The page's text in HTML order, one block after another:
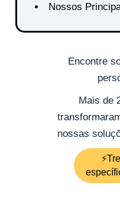
Nossos
Encontre
Mais de
nossas